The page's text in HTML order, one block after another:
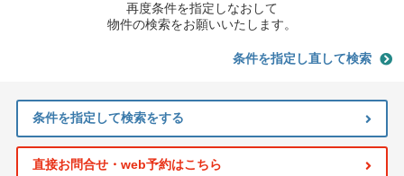
再度条件を指定しなおして
物件の検索をお願いいたします。
条件を指定し直して検索
条件を指定して検索をする
直接お問合せ・web予約はこちら